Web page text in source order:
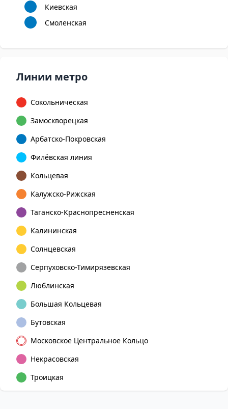
Киевская
Смоленская
Линии метро
Сокольническая
Замоскворецкая
Арбатско-Покровская
Филёвская линия
Кольцевая
Калужско-Рижская
Таганско-Краснопресненская
Калининская
Солнцевская
Серпуховско-Тимирязевская
Люблинская
Большая Кольцевая
Бутовская
Московское Центральное Кольцо
Некрасовская
Троицкая